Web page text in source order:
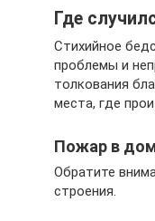
Где
Стихийное
проблемы и
толкования
места, где
Пожар в
Обратите
строения.